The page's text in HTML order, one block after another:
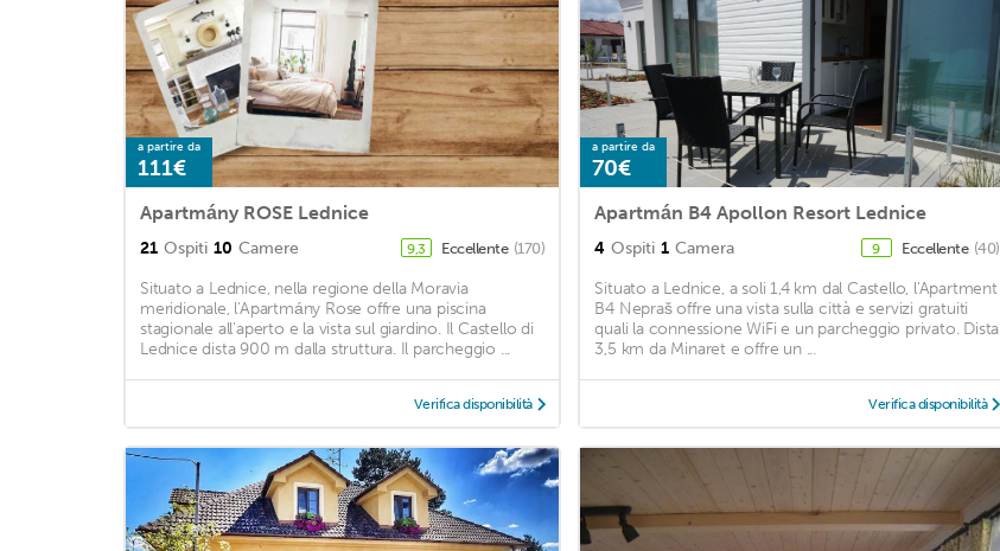
a partire da
111€
Apartmány ROSE Lednice
21 Ospiti 10 Camere 9,3 Eccellente (170)
Situato a Lednice, nella regione della Moravia
meridionale, l'Apartmány Rose offre una piscina
stagionale all'aperto e la vista sul giardino. Il Castello di
Lednice dista 900 m dalla struttura. Il parcheggio ...
Verifica disponibilità
a partire da
70€
Apartmán B4 Apollon Resort Lednice
4 Ospiti 1 Camera 9 Eccellente (40)
Situato a Lednice, a soli 1,4 km dal Castello, l'Apartment
B4 Nepraš offre una vista sulla città e servizi gratuiti
quali la connessione WiFi e un parcheggio privato. Dista
3,5 km da Minaret e offre un ...
Verifica disponibilità